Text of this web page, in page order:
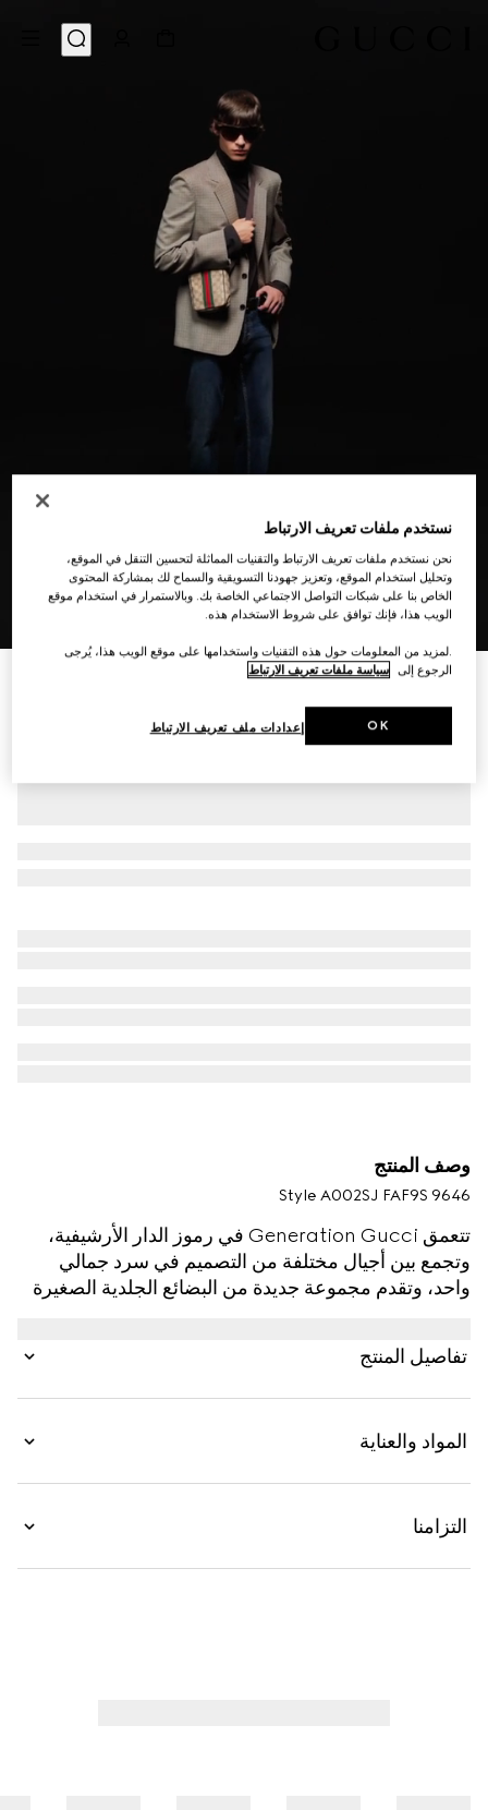
/
8
حقيبة صغيرة الحجم بنقش GG مع شريط Web
SAR 4,950
وصف المنتج
Style ‎A002SJ FAF9S 9646
تتعمق Generation Gucci في رموز الدار الأرشيفية،
وتجمع بين أجيال مختلفة من التصميم في سرد جمالي
واحد، وتقدم مجموعة جديدة من البضائع الجلدية الصغيرة
عن بنية غير مبطنة تجعله أنيقًا وخفيف الوزن.
تفاصيل المنتج
المواد والعناية
التزامنا
نستخدم ملفات تعريف الارتباط
نحن نستخدم ملفات تعريف الارتباط والتقنيات المماثلة لتحسين التنقل في الموقع،
وتحليل استخدام الموقع، وتعزيز جهودنا التسويقية والسماح لك بمشاركة المحتوى
الخاص بنا على شبكات التواصل الاجتماعي الخاصة بك. وبالاستمرار في استخدام موقع
الويب هذا، فإنك توافق على شروط الاستخدام هذه.
.لمزيد من المعلومات حول هذه التقنيات واستخدامها على موقع الويب هذا، يُرجى
الرجوع إلى سياسة ملفات تعريف الارتباط
إعدادات ملف تعريف الارتباط OK